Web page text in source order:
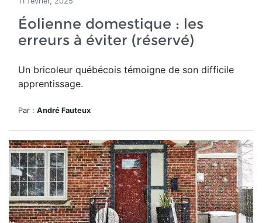
Éolienne domestique : les
erreurs à éviter (réservé)
Un bricoleur québécois témoigne de son difficile
apprentissage.
Par : André Fauteux